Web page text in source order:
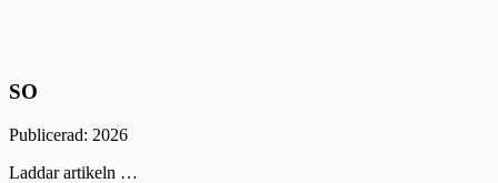
SO
Publicerad: 2026
Laddar artikeln …